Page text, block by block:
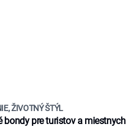
ŽIVOTNÝ ŠTÝL
bondy pre turistov a miestnych